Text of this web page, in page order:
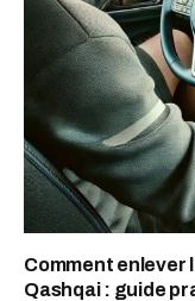
Comment enlever
Qashqai : guide